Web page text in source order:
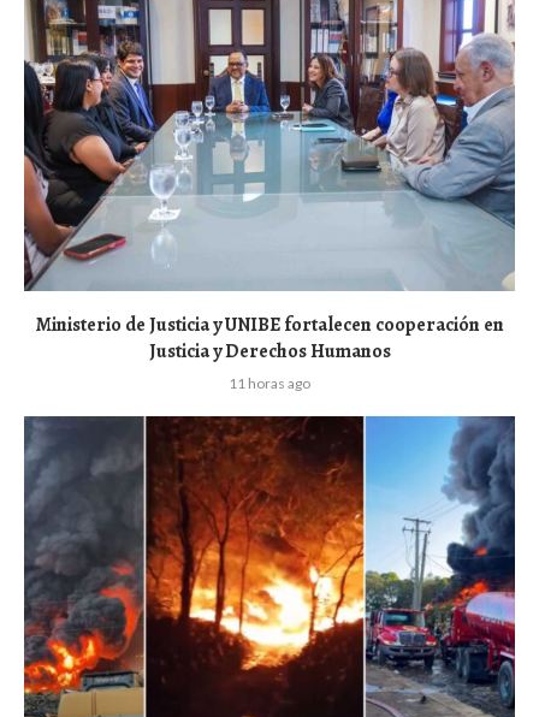
Ministerio de Justicia y UNIBE fortalecen cooperación en
Justicia y Derechos Humanos
11 horas ago